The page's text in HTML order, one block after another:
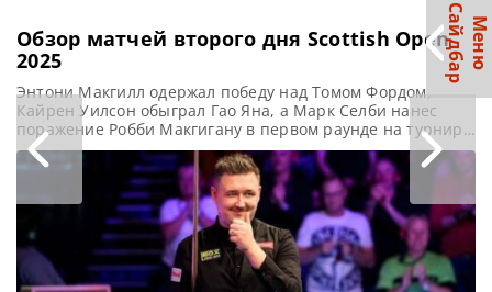
Обзор матчей второго дня Scottish Open
2025
Энтони Макгилл одержал победу над Томом Фордом,
Кайрен Уилсон обыграл Гао Яна, а Марк Селби нанес
поражение Робби Макгигану в первом раунде на турнире
Scottish Open 2025, сообщает WST На второй день
Scottish Open в Эдинбурге Энтони Макгилл поддержал
оптимизм местных болельщиков, одержав убедительную
победу над Томом Фордом со счетом 4-1. Макгилл и его
М
е
н
ю
Са
й
д
б
а
р